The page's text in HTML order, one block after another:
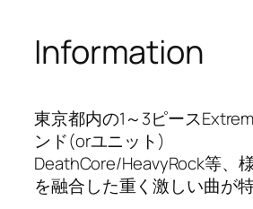
Information
東京都内の1～3ピース
ンド(orユニット)
DeathCore/HeavyRock等、
を融合した重く激しい曲が